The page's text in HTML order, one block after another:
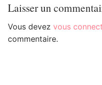
Laisser un
Vous devez vous
commentaire.